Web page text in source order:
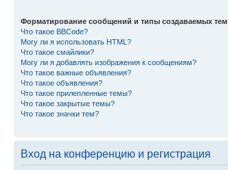
Форматирование сообщений и типы создаваемых тем
Что такое BBCode?
Могу ли я использовать HTML?
Что такое смайлики?
Могу ли я добавлять изображения к сообщениям?
Что такое важные объявления?
Что такое объявления?
Что такое прилепленные темы?
Что такое закрытые темы?
Что такое значки тем?
Вход на конференцию и регистрация